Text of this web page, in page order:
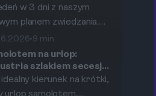
uliczki i kulinarne perełki
maksymalnie
każdą chwilę
w 3 dni z naszym
planem zwiedzania.
zabytki, muzea
Oto kompletny,
przewodnik pełen
porad i wskazówek
•9 min
na urlop:
szlakiem secesji i
obrazów Gustava
kierunek na krótki,